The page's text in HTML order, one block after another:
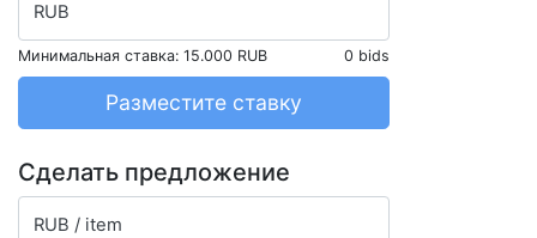
RUB
Минимальная ставка: 15.000 RUB 0 bids
Разместите ставку
Сделать предложение
RUB / item